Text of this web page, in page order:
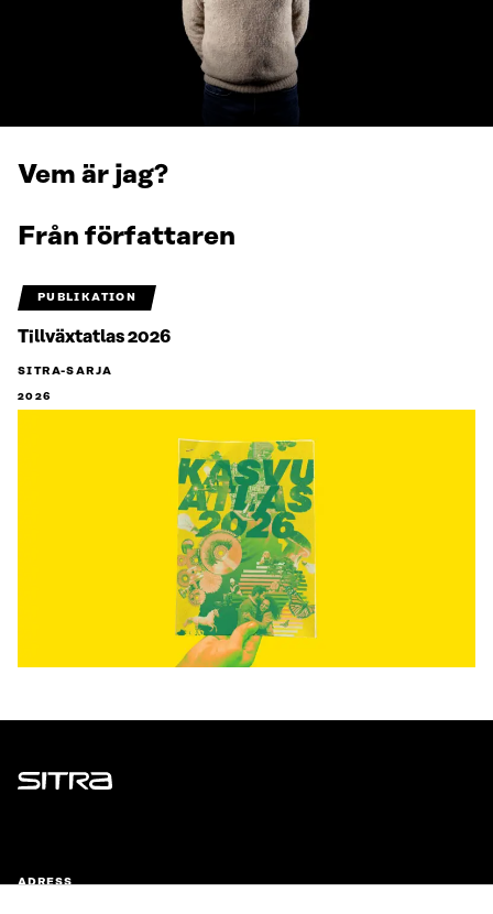
Vem är jag?
Från författaren
PUBLIKATION
Tillväxtatlas 2026
SITRA-SARJA
2026
Sitra
ADRESS